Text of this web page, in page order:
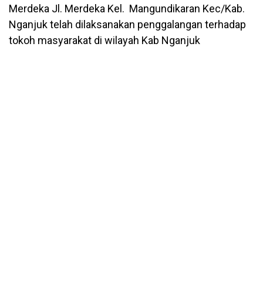
Merdeka Jl. Merdeka Kel. Mangundikaran Kec/Kab.
Nganjuk telah dilaksanakan penggalangan terhadap
tokoh masyarakat di wilayah Kab Nganjuk